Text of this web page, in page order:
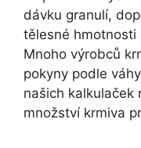
dávku granulí,
tělesné hmotnosti
Mnoho výrobců
pokyny podle
našich kalkulaček
množství krmiva